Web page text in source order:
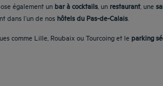
également un bar à cocktails, un restaurant, une
dans l’un de nos hôtels du Pas-de-Calais
comme Lille, Roubaix ou Tourcoing et le parking